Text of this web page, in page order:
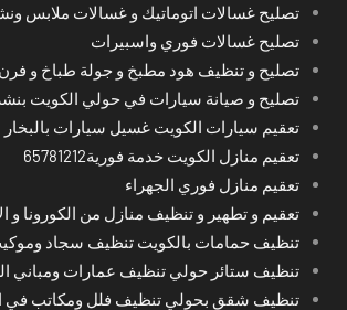
تصليح غسالات اتوماتيك و غسالات ملابس
تصليح غسالات فوري واسبيرات
تصليح و تنظيف هود مطبخ و جولة طباخ و
تصليح و صيانة سيارات في حولي الكويت
تعقيم سيارات الكويت غسيل سيارات بالبخار
تعقيم منازل الكويت خدمة فورية65781212
تعقيم منازل فوري الجهراء
تعقيم و تطهير و تنظيف منازل من الكورونا و
تنظيف حمامات بالكويت تنظيف سجاد
تنظيف ستائر حولي تنظيف عمارات ومباني
تنظيف شقق بحولي تنظيف فلل ومكاتب في